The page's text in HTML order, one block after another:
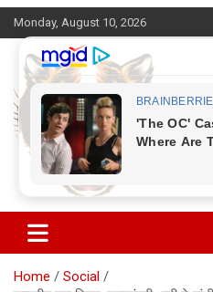
Skip
to
content
Monday, August 10, 2026
Corbett Halchal
Home
Social